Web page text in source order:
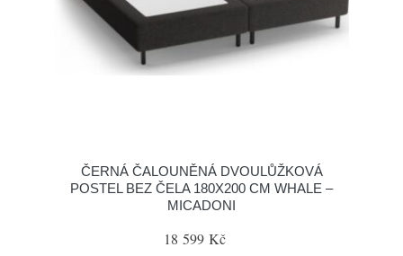
ČERNÁ ČALOUNĚNÁ DVOULŮŽKOVÁ
POSTEL BEZ ČELA 180X200 CM WHALE –
MICADONI
18 599 Kč